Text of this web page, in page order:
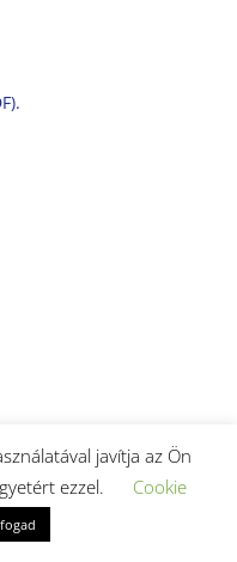
javítja az Ön
ezzel.
Cookie